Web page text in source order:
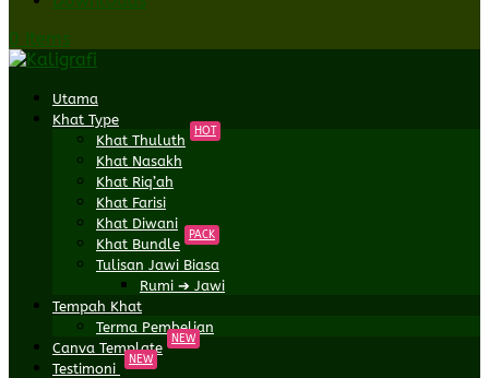
0 Items
Utama
Khat Type
Khat Thuluth
HOT
Khat Nasakh
Khat Riq’ah
Khat Farisi
Khat Diwani
Khat Bundle
PACK
Tulisan Jawi Biasa
Rumi ➔ Jawi
Tempah Khat
Terma Pembelian
Canva Template
NEW
Testimoni
NEW